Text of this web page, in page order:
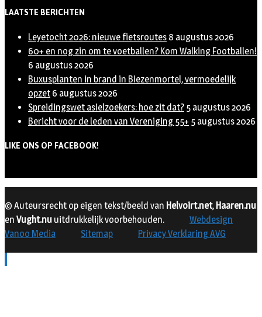
LAATSTE BERICHTEN
Leyetocht 2026: nieuwe fietsroutes 8 augustus 2026
60+ en nog zin om te voetballen? Kom Walking Footballen!
6 augustus 2026
Buxusplanten in brand in Biezenmortel, vermoedelijk
opzet 6 augustus 2026
Spreidingswet asielzoekers: hoe zit dat? 5 augustus 2026
Bericht voor de leden van Vereniging 55+ 5 augustus 2026
LIKE ONS OP FACEBOOK!
© Auteursrecht op eigen tekst/beeld van Helvoirt.net, Haaren.nu
en Vught.nu uitdrukkelijk voorbehouden.
Webdesign
Vanoo Media
Sitemap Privacy Verklaring AVG